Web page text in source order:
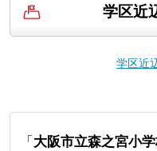
学区近
学区近
「 大阪市立森之宮小